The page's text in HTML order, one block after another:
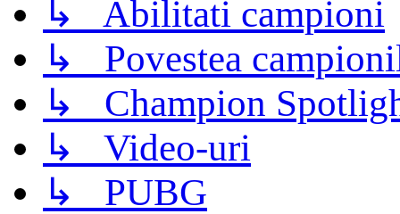
↳ Abilitati campioni
↳ Povestea
↳ Champion
↳ Video-uri
↳ PUBG